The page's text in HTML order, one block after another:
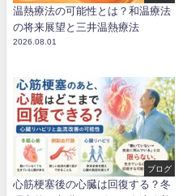
温熱療法の可能性とは？和温療法
の将来展望と三井温熱療法
2026.08.01
ブログ
心筋梗塞後の心臓は回復する？冬